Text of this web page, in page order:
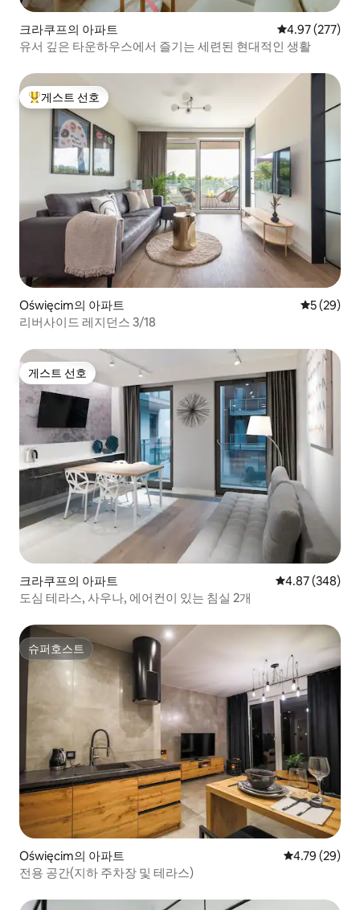
크라쿠프의 아파트 평점 4.97점(5
4.97 (277)
유서 깊은 타운하우스에서 즐기는 세련된 현대적인 생활
상위 게스트 선호
게스트 선호
Oświęcim의 아파트 평점 5점(5
5 (29)
리버사이드 레지던스 3/18
게스트 선호
게스트 선호
크라쿠프의 아파트 평점 4.87점(5
4.87 (348)
도심 테라스, 사우나, 에어컨이 있는 침실 2개
슈퍼호스트
슈퍼호스트
Oświęcim의 아파트 평점 4.79점(5
4.79 (29)
전용 공간(지하 주차장 및 테라스)